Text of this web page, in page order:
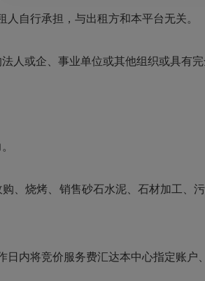
自行承担，与出租方和本平台无关。
人或企、事业单位或其他组织或具有完
、烧烤、销售砂石水泥、石材加工
日内将竞价服务费汇达本中心指定账